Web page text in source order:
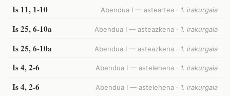
Is 11, 1-10 Abendua I — asteartea · 1. irakurgaia
Is 25, 6-10a Abendua I — asteazkena · 1. irakurgaia
Is 25, 6-10a Abendua I — asteazkena · 1. irakurgaia
Is 4, 2-6 Abendua I — astelehena · 1. irakurgaia
Is 4, 2-6 Abendua I — astelehena · 1. irakurgaia